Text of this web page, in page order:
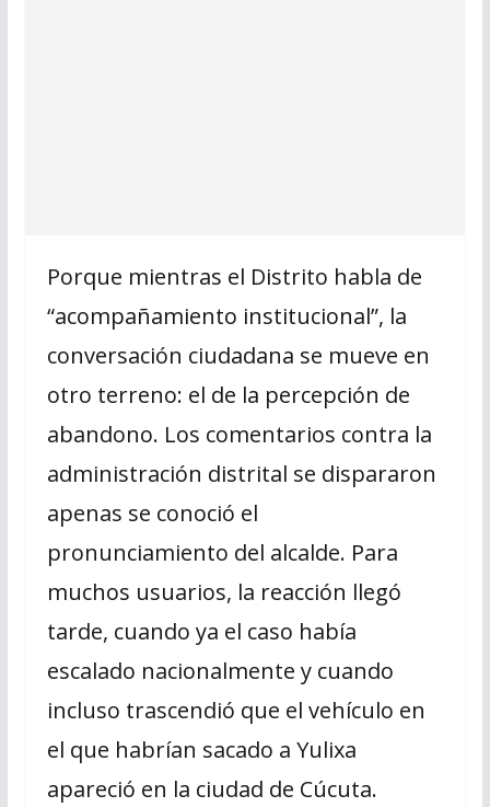
Porque mientras el Distrito habla de
“acompañamiento institucional”, la
conversación ciudadana se mueve en
otro terreno: el de la percepción de
abandono. Los comentarios contra la
administración distrital se dispararon
apenas se conoció el
pronunciamiento del alcalde. Para
muchos usuarios, la reacción llegó
tarde, cuando ya el caso había
escalado nacionalmente y cuando
incluso trascendió que el vehículo en
el que habrían sacado a Yulixa
apareció en la ciudad de Cúcuta.